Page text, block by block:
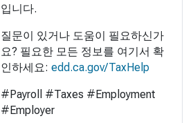
입니다.
질문이 있거나 도움이 필요하신가
요? 필요한 모든 정보를 여기서 확
인하세요: edd.ca.gov/TaxHelp
#Payroll #Taxes #Employment
#Employer